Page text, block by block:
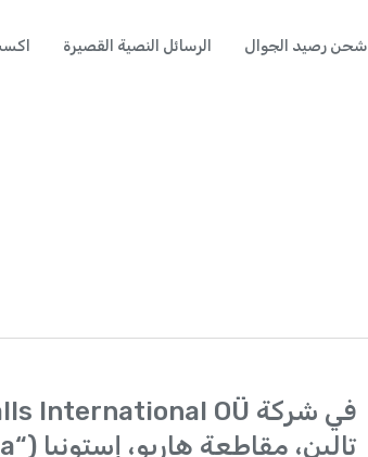
شحن رصيد الجوال الرسائل النصية القصيرة